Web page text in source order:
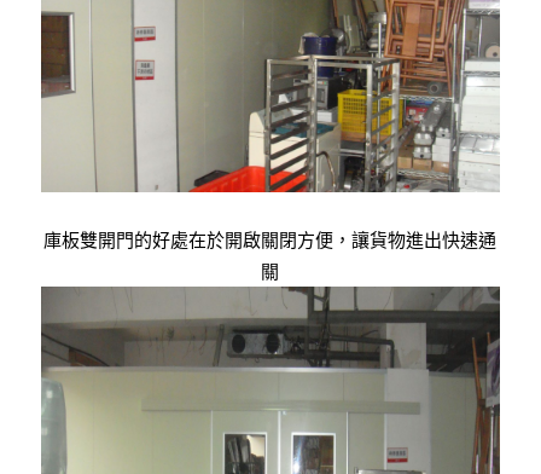
庫板雙開門的好處在於開啟關閉方便，讓貨物進出快速通
關